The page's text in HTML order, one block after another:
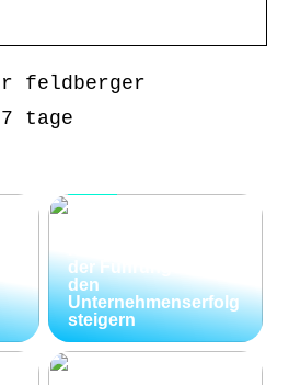
feldberger
tage
der Führungskräfte
den
Unternehmenserfolg
steigern